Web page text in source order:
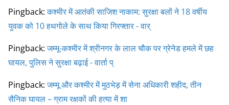
Pingback:कश्मीर में आतंकी साजिश नाकाम: सुरक्षा बलों ने 18 वर्षीय
युवक को 10 हथगोले के साथ किया गिरफ्तार - वार्
Pingback:जम्मू-कश्मीर में श्रीनगर के लाल चौक पर ग्रेनेड हमले में छह
घायल, पुलिस ने सुरक्षा बढ़ाई - वार्ता प्
Pingback:जम्मू और कश्मीर में मुठभेड़ में सेना अधिकारी शहीद, तीन
सैनिक घायल – ग्राम रक्षकों की हत्या में शा